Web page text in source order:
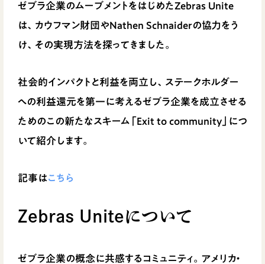
ゼブラ企業のムーブメントをはじめたZebras Unite
は、カウフマン財団やNathen Schnaiderの協力をう
け、その実現方法を探ってきました。
社会的インパクトと利益を両立し、ステークホルダー
への利益還元を第一に考えるゼブラ企業を成立させる
ためのこの新たなスキーム「Exit to community」につ
いて紹介します。
記事はこちら
Zebras Uniteについて
ゼブラ企業の概念に共感するコミュニティ。アメリカ・